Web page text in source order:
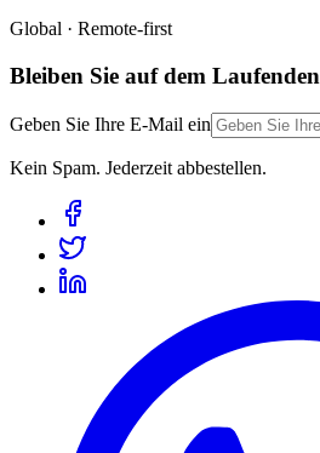
Global · Remote-first
Bleiben Sie auf dem Laufenden
Geben Sie Ihre E-Mail ein
Kein Spam. Jederzeit abbestellen.